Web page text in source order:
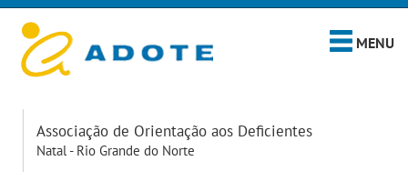
MENU
Associação de Orientação aos Deficientes
Natal - Rio Grande do Norte